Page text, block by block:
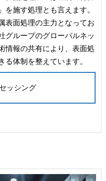
を施す処理とも言えます。
表面処理の主力となってお
グループのグローバルネッ
情報の共有により、表面処
体制を整えています。
ッシング